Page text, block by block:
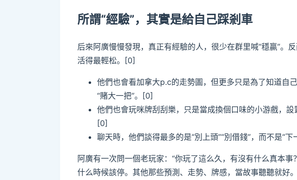
所謂“經驗”，其實是給自己踩剎車
后來阿廣慢慢發現，真正有經驗的人，很少在群里喊“穩贏”。
活得最輕松。[0]
他們也會看加拿大p.c的走勢圖，但更多只是為了知道自
“賭大一把”。[0]
他們也會玩咪牌刮刮樂，只是當成換個口味的小游戲，設
[0]
聊天時，他們談得最多的是“別上頭”“別借錢”，而不是“
阿廣有一次問一個老玩家：“你玩了這么久，有沒有什么真本
什么時候該停。其他那些預測、走勢、牌感，當故事聽聽就好